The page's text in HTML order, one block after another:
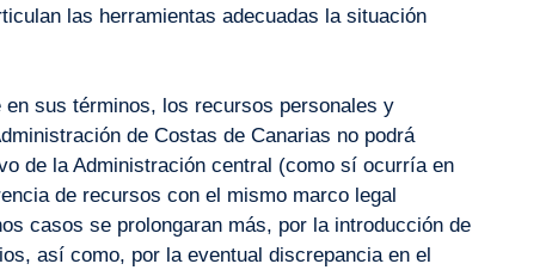
las herramientas adecuadas la situación
sus términos, los recursos personales y
de Costas de Canarias no podrá
de la Administración central (como sí ocurría en
de recursos con el mismo marco legal
casos se prolongaran más, por la introducción de
así como, por la eventual discrepancia en el